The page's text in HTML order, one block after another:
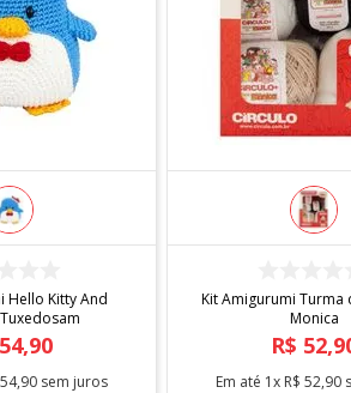
Hello Kitty And
54,90
54,90sem juros
Kit Amigurumi Turma
Monica
R$ 52,
Em até 1x R$ 52,90